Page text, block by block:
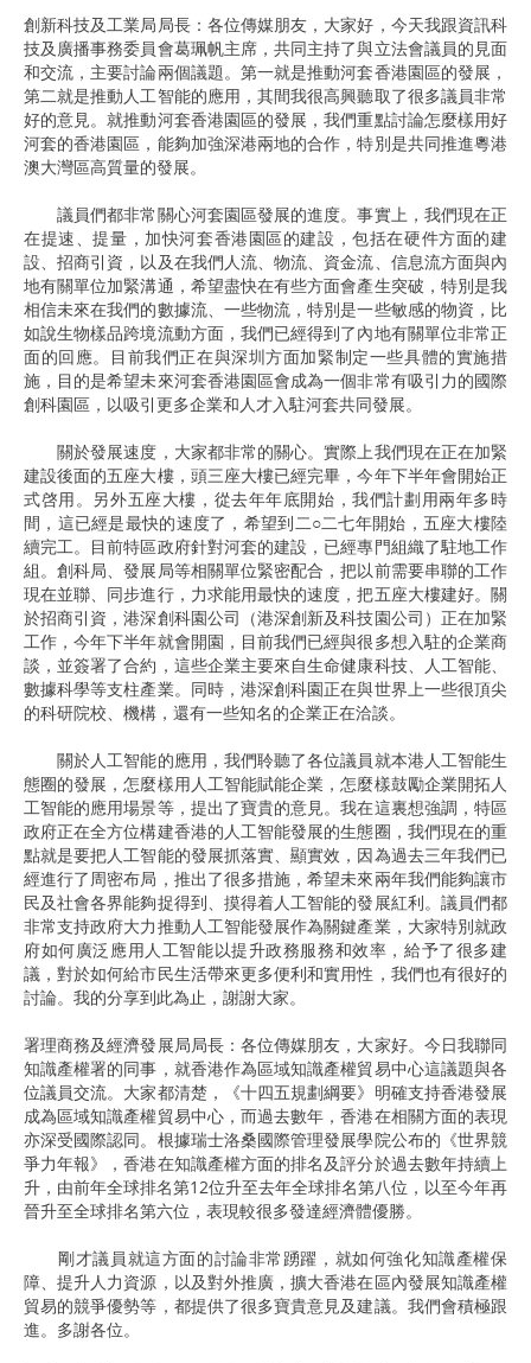
創新科技及工業局局長：各位傳媒朋友，大家好，今天我跟資訊科
技及廣播事務委員會葛珮帆主席，共同主持了與立法會議員的見面
和交流，主要討論兩個議題。第一就是推動河套香港園區的發展，
第二就是推動人工智能的應用，其間我很高興聽取了很多議員非常
好的意見。就推動河套香港園區的發展，我們重點討論怎麼樣用好
河套的香港園區，能夠加強深港兩地的合作，特別是共同推進粵港
澳大灣區高質量的發展。
議員們都非常關心河套園區發展的進度。事實上，我們現在正
在提速、提量，加快河套香港園區的建設，包括在硬件方面的建
設、招商引資，以及在我們人流、物流、資金流、信息流方面與內
地有關單位加緊溝通，希望盡快在有些方面會產生突破，特別是我
相信未來在我們的數據流、一些物流，特別是一些敏感的物資，比
如說生物樣品跨境流動方面，我們已經得到了內地有關單位非常正
面的回應。目前我們正在與深圳方面加緊制定一些具體的實施措
施，目的是希望未來河套香港園區會成為一個非常有吸引力的國際
創科園區，以吸引更多企業和人才入駐河套共同發展。
關於發展速度，大家都非常的關心。實際上我們現在正在加緊
建設後面的五座大樓，頭三座大樓已經完畢，今年下半年會開始正
式啓用。另外五座大樓，從去年年底開始，我們計劃用兩年多時
間，這已經是最快的速度了，希望到二○二七年開始，五座大樓陸
續完工。目前特區政府針對河套的建設，已經專門組織了駐地工作
組。創科局、發展局等相關單位緊密配合，把以前需要串聯的工作
現在並聯、同步進行，力求能用最快的速度，把五座大樓建好。關
於招商引資，港深創科園公司（港深創新及科技園公司）正在加緊
工作，今年下半年就會開園，目前我們已經與很多想入駐的企業商
談，並簽署了合約，這些企業主要來自生命健康科技、人工智能、
數據科學等支柱產業。同時，港深創科園正在與世界上一些很頂尖
的科研院校、機構，還有一些知名的企業正在洽談。
關於人工智能的應用，我們聆聽了各位議員就本港人工智能生
態圈的發展，怎麼樣用人工智能賦能企業，怎麼樣鼓勵企業開拓人
工智能的應用場景等，提出了寶貴的意見。我在這裏想強調，特區
政府正在全方位構建香港的人工智能發展的生態圈，我們現在的重
點就是要把人工智能的發展抓落實、顯實效，因為過去三年我們已
經進行了周密布局，推出了很多措施，希望未來兩年我們能夠讓市
民及社會各界能夠捉得到、摸得着人工智能的發展紅利。議員們都
非常支持政府大力推動人工智能發展作為關鍵產業，大家特別就政
府如何廣泛應用人工智能以提升政務服務和效率，給予了很多建
議，對於如何給市民生活帶來更多便利和實用性，我們也有很好的
討論。我的分享到此為止，謝謝大家。
署理商務及經濟發展局局長：各位傳媒朋友，大家好。今日我聯同
知識產權署的同事，就香港作為區域知識產權貿易中心這議題與各
位議員交流。大家都清楚，《十四五規劃綱要》明確支持香港發展
成為區域知識產權貿易中心，而過去數年，香港在相關方面的表現
亦深受國際認同。根據瑞士洛桑國際管理發展學院公布的《世界競
爭力年報》，香港在知識產權方面的排名及評分於過去數年持續上
升，由前年全球排名第12位升至去年全球排名第八位，以至今年再
晉升至全球排名第六位，表現較很多發達經濟體優勝。
剛才議員就這方面的討論非常踴躍，就如何強化知識產權保
障、提升人力資源，以及對外推廣，擴大香港在區內發展知識產權
貿易的競爭優勢等，都提供了很多寶貴意見及建議。我們會積極跟
進。多謝各位。